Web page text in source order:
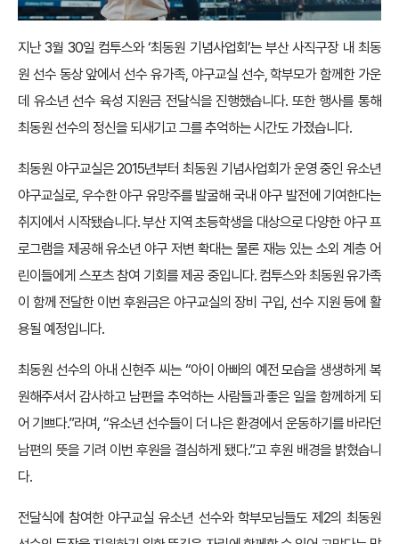
지난 3월 30일 컴투스와 ‘최동원 기념사업회’는 부산 사직구장 내 최동
원 선수 동상 앞에서 선수 유가족, 야구교실 선수, 학부모가 함께한 가운
데 유소년 선수 육성 지원금 전달식을 진행했습니다. 또한 행사를 통해
최동원 선수의 정신을 되새기고 그를 추억하는 시간도 가졌습니다.
최동원 야구교실은 2015년부터 최동원 기념사업회가 운영 중인 유소년
야구교실로, 우수한 야구 유망주를 발굴해 국내 야구 발전에 기여한다는
취지에서 시작됐습니다. 부산 지역 초등학생을 대상으로 다양한 야구 프
로그램을 제공해 유소년 야구 저변 확대는 물론 재능 있는 소외 계층 어
린이들에게 스포츠 참여 기회를 제공 중입니다. 컴투스와 최동원 유가족
이 함께 전달한 이번 후원금은 야구교실의 장비 구입, 선수 지원 등에 활
용될 예정입니다.
최동원 선수의 아내 신현주 씨는 “아이 아빠의 예전 모습을 생생하게 복
원해주셔서 감사하고 남편을 추억하는 사람들과 좋은 일을 함께하게 되
어 기쁘다.”라며, “유소년 선수들이 더 나은 환경에서 운동하기를 바라던
남편의 뜻을 기려 이번 후원을 결심하게 됐다.”고 후원 배경을 밝혔습니
다.
전달식에 참여한 야구교실 유소년 선수와 학부모님들도 제2의 최동원